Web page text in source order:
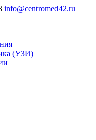
info@centromed42.ru
(УЗИ)